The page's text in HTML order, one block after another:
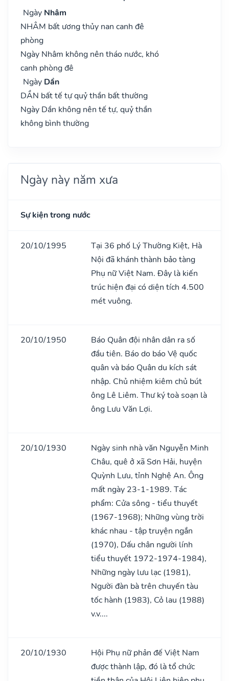
Ngày Nhâm
NHÂM bất ương thủy nan canh đê
phòng
Ngày Nhâm không nên tháo nước, khó
canh phòng đê
Ngày Dần
DẦN bất tế tự quỷ thần bất thường
Ngày Dần không nên tế tự, quỷ thần
không bình thường
Ngày này năm xưa
Sự kiện trong nước
20/10/1995
Tại 36 phố Lý Thường Kiệt, Hà
Nội đã khánh thành bảo tàng
Phụ nữ Việt Nam. Đây là kiến
trúc hiện đại có diện tích 4.500
mét vuông.
20/10/1950
Báo Quân đội nhân dân ra số
đầu tiên. Báo do báo Vệ quốc
quân và báo Quân du kích sát
nhập. Chủ nhiệm kiêm chủ bút
ông Lê Liêm. Thư ký toà soạn là
ông Lưu Văn Lợi.
20/10/1930
Ngày sinh nhà văn Nguyễn Minh
Châu, quê ở xã Sơn Hải, huyện
Quỳnh Lưu, tỉnh Nghệ An. Ông
mất ngày 23-1-1989. Tác
phẩm: Cửa sông - tiểu thuyết
(1967-1968); Những vùng trời
khác nhau - tập truyện ngắn
(1970), Dấu chân người lính
tiểu thuyết 1972-1974-1984),
Những ngày lưu lạc (1981),
Người đàn bà trên chuyến tàu
tốc hành (1983), Cỏ lau (1988)
v.v....
20/10/1930
Hội Phụ nữ phản đế Việt Nam
được thành lập, đó là tổ chức